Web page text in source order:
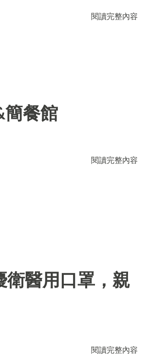
閱讀完整內容
簡餐館
閱讀完整內容
衛醫用口罩，親
閱讀完整內容